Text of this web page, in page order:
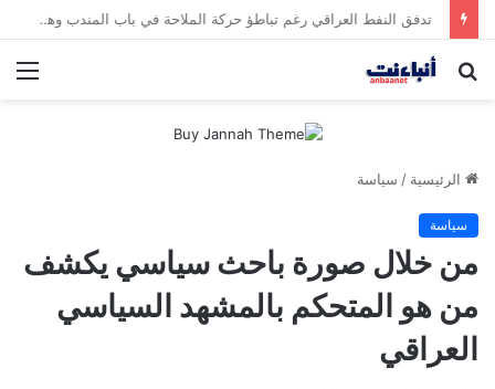
مقتل شخصين وإصابة 5 في إطلاق نار بمهرجان بمدينة سياتل الأميركية
بحث
الرئيسية / سياسة
سياسة
من خلال صورة باحث سياسي يكشف
من هو المتحكم بالمشهد السياسي
العراقي